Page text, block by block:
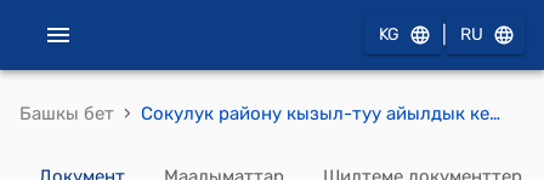
KG RU
Башкы бет › Сокулук району кызыл-туу айылдык кенешинин 2019-жылдын 03-майындагы №13 “Кызыл-Туу айыл аймагындагы жаңы конуштарга ысым ыйгаруу жөнүндө” токтому